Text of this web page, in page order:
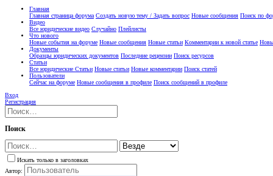
Главная
Главная страница форума Создать новую тему / Задать вопрос Новые сообщения Поиск по
Видео
Все юридические видео Случайно Плейлисты
Что нового
Новые события на форуме Новые сообщения Новые статьи Комментарии к новой статье
Документы
Образцы юридических документов Последние рецензии Поиск ресурсов
Статьи
Все юридические Статьи Новые статьи Новые комментарии Поиск статей
Пользователи
Сейчас на форуме Новые сообщения в профиле Поиск сообщений в профиле
Вход
Регистрация
Поиск
Искать только в заголовках
Автор: